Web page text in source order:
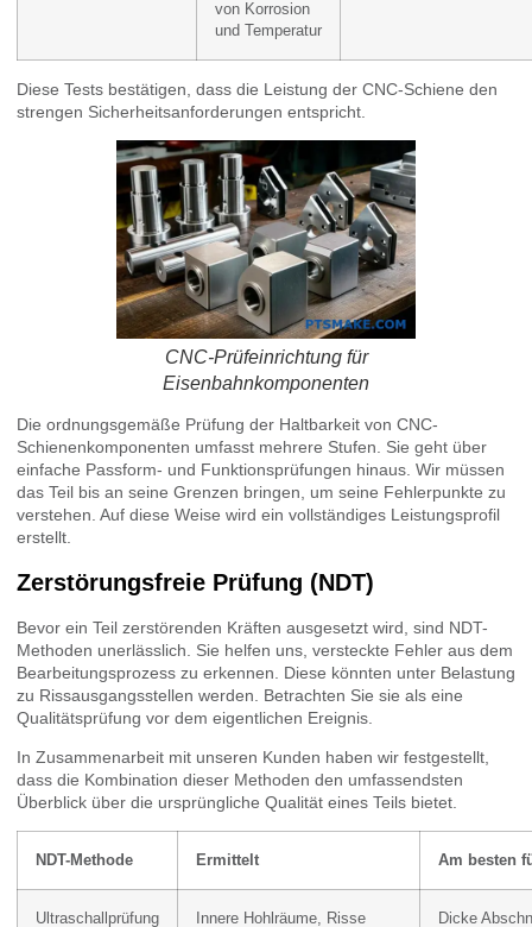
von Korrosion
und Temperatur
Diese Tests bestätigen, dass die Leistung der CNC-Schiene den
strengen Sicherheitsanforderungen entspricht.
CNC-Prüfeinrichtung für
Eisenbahnkomponenten
Die ordnungsgemäße Prüfung der Haltbarkeit von CNC-
Schienenkomponenten umfasst mehrere Stufen. Sie geht über
einfache Passform- und Funktionsprüfungen hinaus. Wir müssen
das Teil bis an seine Grenzen bringen, um seine Fehlerpunkte zu
verstehen. Auf diese Weise wird ein vollständiges Leistungsprofil
erstellt.
Zerstörungsfreie Prüfung (NDT)
Bevor ein Teil zerstörenden Kräften ausgesetzt wird, sind NDT-
Methoden unerlässlich. Sie helfen uns, versteckte Fehler aus dem
Bearbeitungsprozess zu erkennen. Diese könnten unter Belastung
zu Rissausgangsstellen werden. Betrachten Sie sie als eine
Qualitätsprüfung vor dem eigentlichen Ereignis.
In Zusammenarbeit mit unseren Kunden haben wir festgestellt,
dass die Kombination dieser Methoden den umfassendsten
Überblick über die ursprüngliche Qualität eines Teils bietet.
NDT-Methode Ermittelt Am besten
Ultraschallprüfung Innere Hohlräume, Risse Dicke